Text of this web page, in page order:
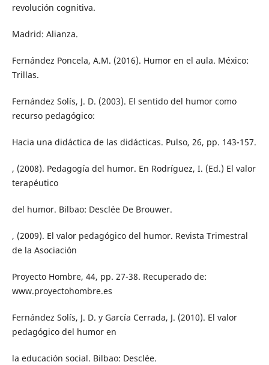
revolución cognitiva.
Madrid: Alianza.
Fernández Poncela, A.M. (2016). Humor en el aula. México:
Trillas.
Fernández Solís, J. D. (2003). El sentido del humor como
recurso pedagógico:
Hacia una didáctica de las didácticas. Pulso, 26, pp. 143-157.
, (2008). Pedagogía del humor. En Rodríguez, I. (Ed.) El valor
terapéutico
del humor. Bilbao: Desclée De Brouwer.
, (2009). El valor pedagógico del humor. Revista Trimestral
de la Asociación
Proyecto Hombre, 44, pp. 27-38. Recuperado de:
www.proyectohombre.es
Fernández Solís, J. D. y García Cerrada, J. (2010). El valor
pedagógico del humor en
la educación social. Bilbao: Desclée.